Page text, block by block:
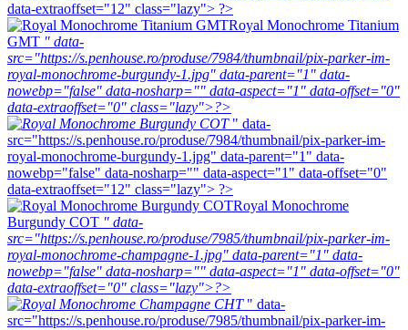
data-extraoffset="12" class="lazy"> ?>
Royal Monochrome Titanium
GMT " data-
src="https://s.penhouse.ro/produse/7984/thumbnail/pix-parker-im-
royal-monochrome-burgundy-1.jpg" data-parent="1" data-
nowebp="false" data-nosharp="" data-aspect="1" data-offset="0"
data-extraoffset="0" class="lazy">?>
" data-
src="https://s.penhouse.ro/produse/7984/thumbnail/pix-parker-im-
royal-monochrome-burgundy-1.jpg" data-parent="1" data-
nowebp="false" data-nosharp="" data-aspect="1" data-offset="0"
data-extraoffset="12" class="lazy"> ?>
Royal Monochrome
Burgundy COT " data-
src="https://s.penhouse.ro/produse/7985/thumbnail/pix-parker-im-
royal-monochrome-champagne-1.jpg" data-parent="1" data-
nowebp="false" data-nosharp="" data-aspect="1" data-offset="0"
data-extraoffset="0" class="lazy">?>
" data-
src="https://s.penhouse.ro/produse/7985/thumbnail/pix-parker-im-